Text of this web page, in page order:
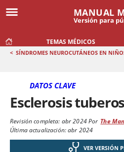
MANUAL
Versión para
TEMAS MÉDICOS
< SÍNDROMES NEUROCUTÁNEOS EN
DATOS CLAVE
Esclerosis
Revisión completa: abr 2024Por The
Última actualización: abr 2024
VER VERSIÓN